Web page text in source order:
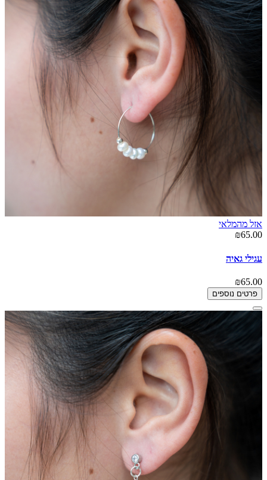
אזל מהמלאי
₪65.00
עגילי גאיה
₪65.00
פרטים נוספים